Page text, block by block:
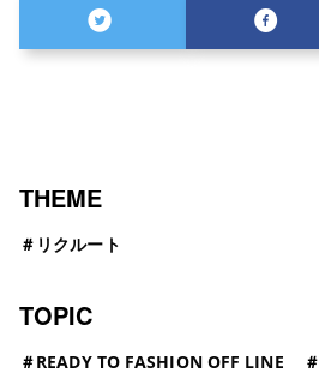
THEME
＃ リクルート
TOPIC
＃READY TO FASHION OFF LINE ＃